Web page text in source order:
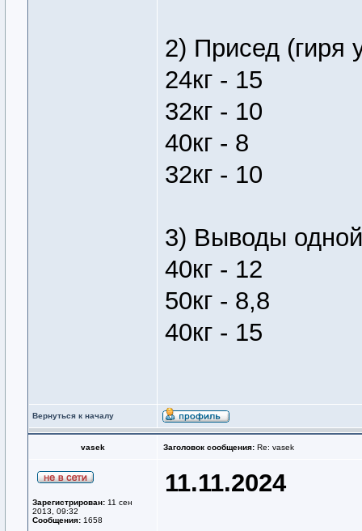
2) Присед (гиря
24кг - 15
32кг - 10
40кг - 8
32кг - 10
3) Выводы одной
40кг - 12
50кг - 8,8
40кг - 15
Вернуться к началу
vasek Заголовок сообщения: Re: vasek
Зарегистрирован: 11 сен
2013, 09:32
Сообщения: 1658
11.11.2024